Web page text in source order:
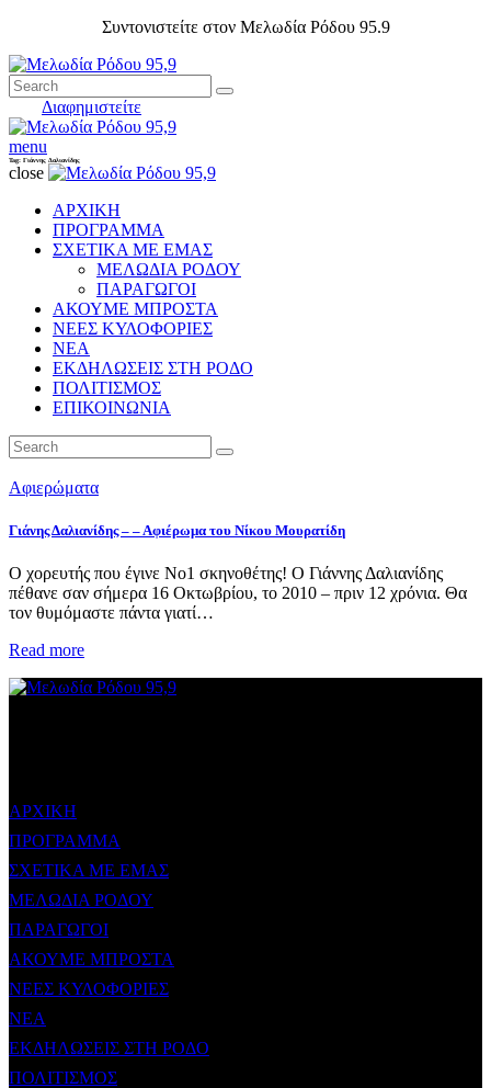
Συντονιστείτε στον Μελωδία Ρόδου 95.9
Διαφημιστείτε
menu
Tag: Γιάννης Δαλιανίδης
close
ΑΡΧΙΚΗ
ΠΡΟΓΡΑΜΜΑ
ΣΧΕΤΙΚΑ ΜΕ ΕΜΑΣ
ΜΕΛΩΔΙΑ ΡΟΔΟΥ
ΠΑΡΑΓΩΓΟΙ
ΑΚΟΥΜΕ ΜΠΡΟΣΤΑ
ΝΕΕΣ ΚΥΛΟΦΟΡΙΕΣ
ΝΕΑ
ΕΚΔΗΛΩΣΕΙΣ ΣΤΗ ΡΟΔΟ
ΠΟΛΙΤΙΣΜΟΣ
ΕΠΙΚΟΙΝΩΝΙΑ
Αφιερώματα
Γιάνης Δαλιανίδης – – Αφιέρωμα του Νίκου Μουρατίδη
Ο χορευτής που έγινε Νο1 σκηνοθέτης! Ο Γιάννης Δαλιανίδης
πέθανε σαν σήμερα 16 Οκτωβρίου, το 2010 – πριν 12 χρόνια. Θα
τον θυμόμαστε πάντα γιατί…
Read more
ΑΡΧΙΚΗ
ΠΡΟΓΡΑΜΜΑ
ΣΧΕΤΙΚΑ ΜΕ ΕΜΑΣ
ΜΕΛΩΔΙΑ ΡΟΔΟΥ
ΠΑΡΑΓΩΓΟΙ
ΑΚΟΥΜΕ ΜΠΡΟΣΤΑ
ΝΕΕΣ ΚΥΛΟΦΟΡΙΕΣ
ΝΕΑ
ΕΚΔΗΛΩΣΕΙΣ ΣΤΗ ΡΟΔΟ
ΠΟΛΙΤΙΣΜΟΣ